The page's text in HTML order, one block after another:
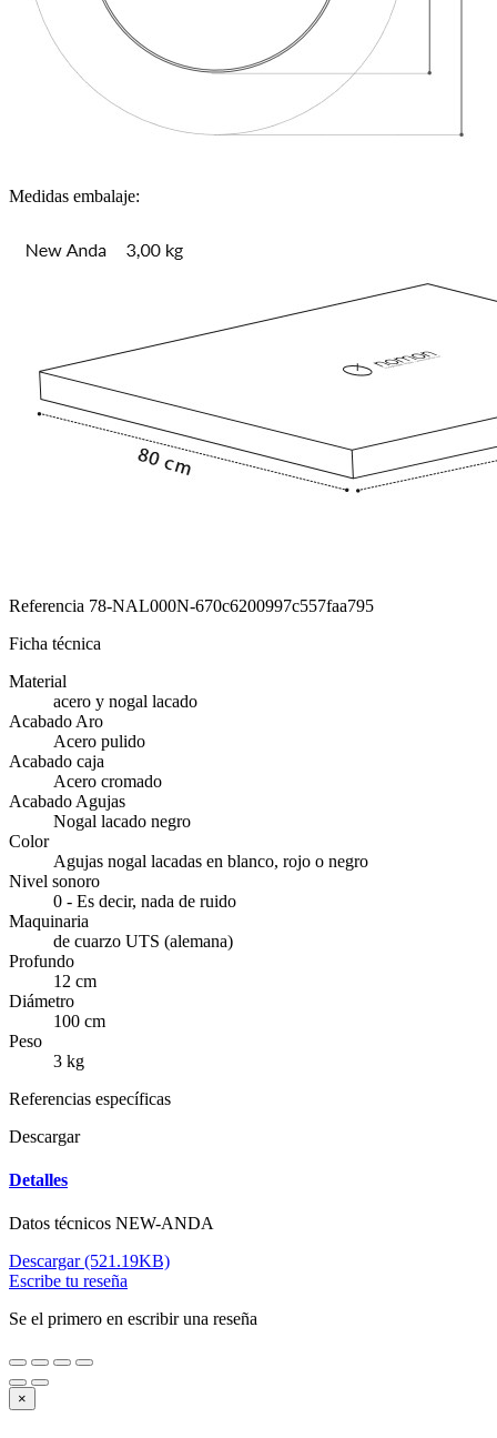
Medidas embalaje:
Referencia 78-NAL000N-670c6200997c557faa795
Ficha técnica
Material
acero y nogal lacado
Acabado Aro
Acero pulido
Acabado caja
Acero cromado
Acabado Agujas
Nogal lacado negro
Color
Agujas nogal lacadas en blanco, rojo o negro
Nivel sonoro
0 - Es decir, nada de ruido
Maquinaria
de cuarzo UTS (alemana)
Profundo
12 cm
Diámetro
100 cm
Peso
3 kg
Referencias específicas
Descargar
Detalles
Datos técnicos NEW-ANDA
Descargar (521.19KB)
Escribe tu reseña
Se el primero en escribir una reseña
×